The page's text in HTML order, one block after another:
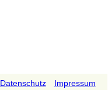
Datenschutz Impressum